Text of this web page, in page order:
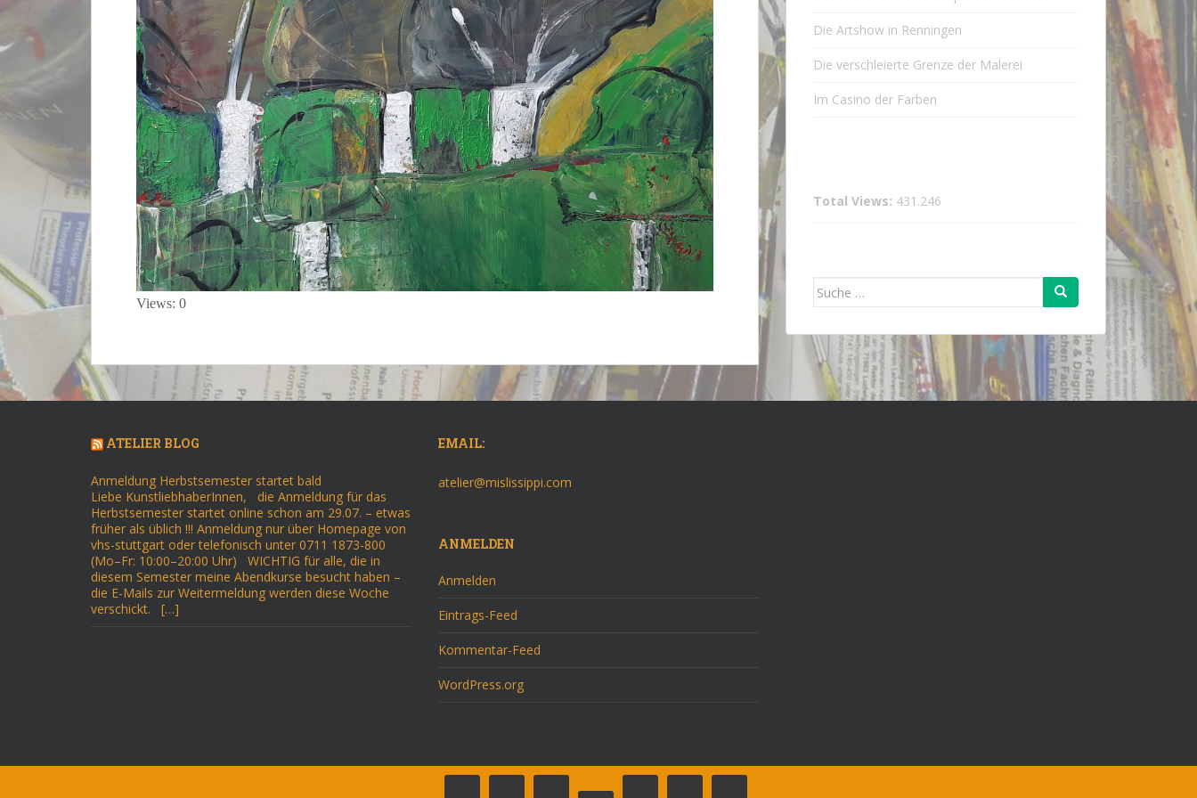
Views: 0
Die Artshow in Renningen
Die verschleierte Grenze der Malerei
Im Casino der Farben
Total Views: 431.246
Suche
ATELIER BLOG
Anmeldung Herbstsemester startet bald
Liebe KunstliebhaberInnen, die Anmeldung für das
Herbstsemester startet online schon am 29.07. – etwas
früher als üblich !!! Anmeldung nur über Homepage von
vhs-stuttgart oder telefonisch unter 0711 1873-800
(Mo–Fr: 10:00–20:00 Uhr) WICHTIG für alle, die in
diesem Semester meine Abendkurse besucht haben –
die E-Mails zur Weitermeldung werden diese Woche
verschickt. […]
EMAIL:
atelier@mislissippi.com
ANMELDEN
Anmelden
Eintrags-Feed
Kommentar-Feed
WordPress.org